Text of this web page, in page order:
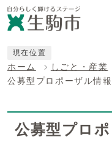
現在位置
ホーム しごと・産業
公募型プロポーザル情報
公募型プロ